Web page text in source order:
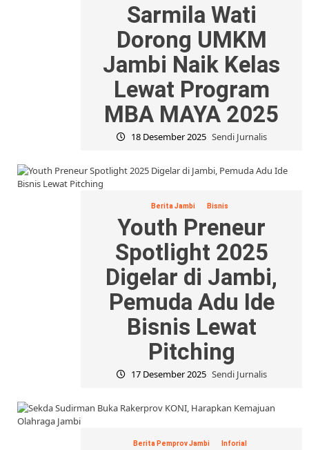
Sarmila Wati
Dorong UMKM
Jambi Naik Kelas
Lewat Program
MBA MAYA 2025
18 Desember 2025 Sendi Jurnalis
Berita Jambi Bisnis
Youth Preneur
Spotlight 2025
Digelar di Jambi,
Pemuda Adu Ide
Bisnis Lewat
Pitching
17 Desember 2025 Sendi Jurnalis
Berita Pemprov Jambi Inforial